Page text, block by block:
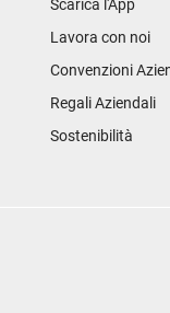
Scarica l'App
Lavora con noi
Convenzioni
Regali Aziendali
Sostenibilità